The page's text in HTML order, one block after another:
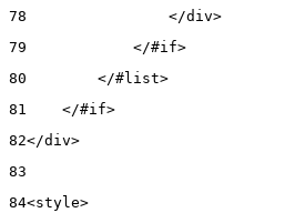
78
                </div>
79
            </#if>
80
        </#list>
81
    </#if>
82</div>
83
84<style>